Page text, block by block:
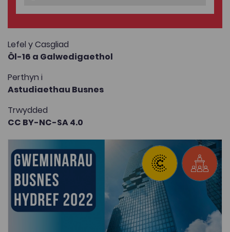
Lefel y Casgliad
Ôl-16 a Galwedigaethol
Perthyn i
Astudiaethau Busnes
Trwydded
CC BY-NC-SA 4.0